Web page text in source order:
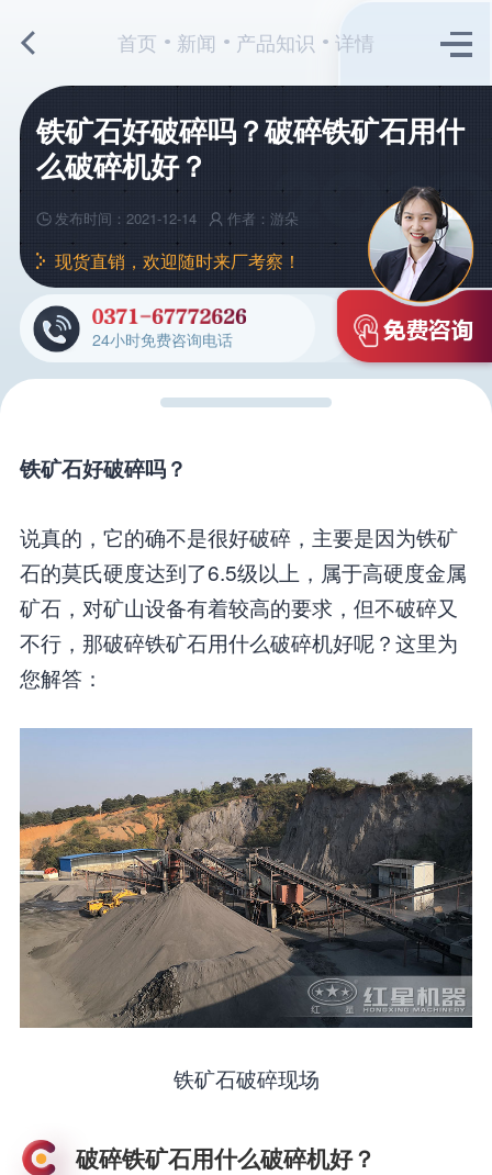
首页 新闻 产品知识 详情
铁矿石好破碎吗？破碎铁矿石用什
么破碎机好？
发布时间：2021-12-14 作者：游朵
现货直销，欢迎随时来厂考察！
24小时免费咨询电话
铁矿石好破碎吗？
说真的，它的确不是很好破碎，主要是因为铁矿
石的莫氏硬度达到了6.5级以上，属于高硬度金属
矿石，对矿山设备有着较高的要求，但不破碎又
不行，那破碎铁矿石用什么破碎机好呢？这里为
您解答：
铁矿石破碎现场
破碎铁矿石用什么破碎机好？